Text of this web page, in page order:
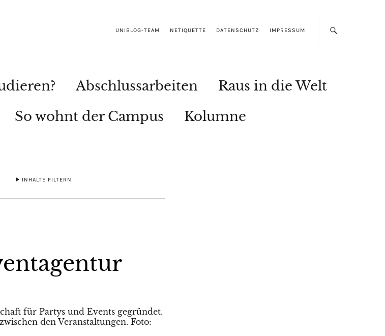
UNIBLOG-TEAM NETIQUETTE DATENSCHUTZ IMPRESSUM
Abschlussarbeiten
Raus in die Welt
So wohnt der Campus Kolumne
INHALTE FILTERN